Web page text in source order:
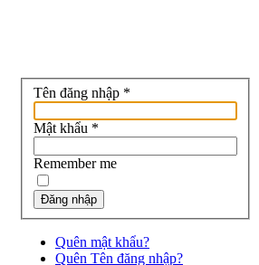
Tên đăng nhập *
Mật khẩu *
Remember me
Đăng nhập
Quên mật khẩu?
Quên Tên đăng nhập?